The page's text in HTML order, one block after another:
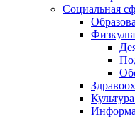
Социальная